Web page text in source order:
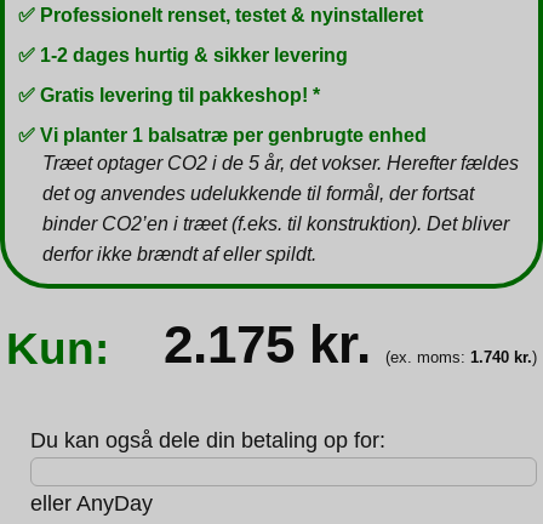
✅ Professionelt renset, testet & nyinstalleret
✅ 1-2 dages hurtig & sikker levering
✅ Gratis levering til pakkeshop! *
✅ Vi planter 1 balsatræ per genbrugte enhed
Træet optager CO2 i de 5 år, det vokser. Herefter fældes
det og anvendes udelukkende til formål, der fortsat
binder CO2’en i træet (f.eks. til konstruktion). Det bliver
derfor ikke brændt af eller spildt.
Kun: 2.175 kr. (ex. moms: 1.740 kr.)
Du kan også dele din betaling op for:
eller AnyDay